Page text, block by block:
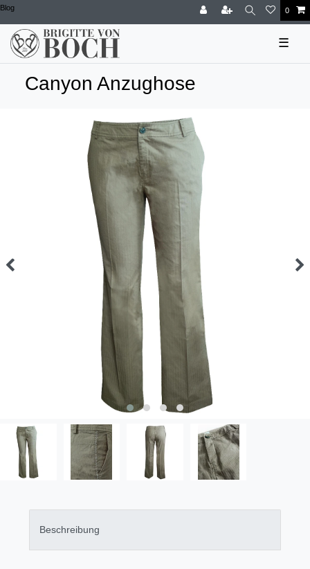
Blog 0
☰
Canyon Anzughose
Beschreibung